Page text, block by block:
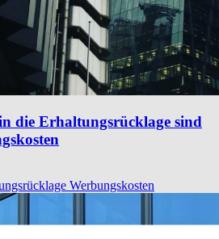
die Erhaltungsrücklage sind
Werbungskosten